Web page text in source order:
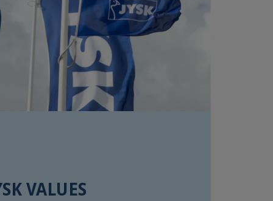
VALUES